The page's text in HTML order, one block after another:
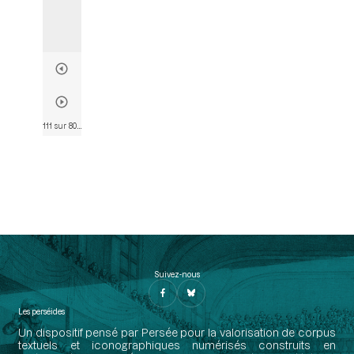
Suivez-nous
Les perséides
Un dispositif pensé par Persée pour la valorisation de corpus
textuels et iconographiques numérisés construits en